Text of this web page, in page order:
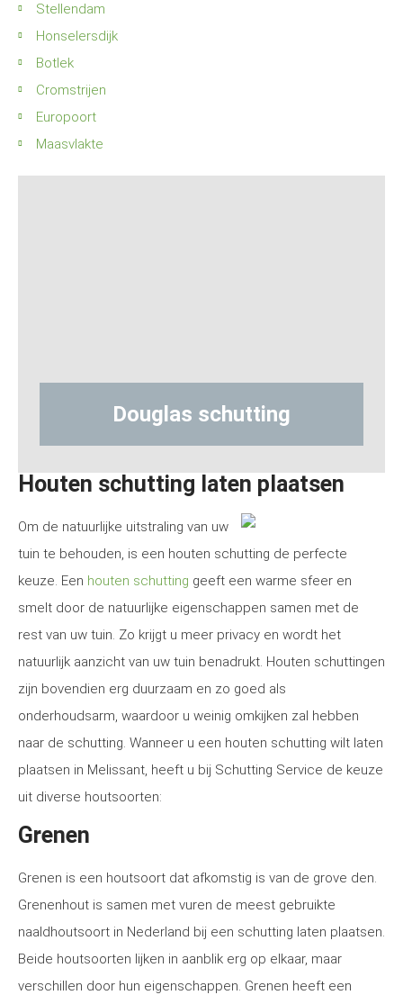
Stellendam
Honselersdijk
Botlek
Cromstrijen
Europoort
Maasvlakte
Hout-
Houten schutting laten plaatsen
Om de natuurlijke uitstraling van uw
tuin te behouden, is een houten schutting de perfecte
keuze. Een houten schutting geeft een warme sfeer en
smelt door de natuurlijke eigenschappen samen met de
rest van uw tuin. Zo krijgt u meer privacy en wordt het
natuurlijk aanzicht van uw tuin benadrukt. Houten schuttingen
zijn bovendien erg duurzaam en zo goed als
onderhoudsarm, waardoor u weinig omkijken zal hebben
naar de schutting. Wanneer u een houten schutting wilt laten
plaatsen in Melissant, heeft u bij Schutting Service de keuze
uit diverse houtsoorten:
Grenen
Grenen is een houtsoort dat afkomstig is van de grove den.
Grenenhout is samen met vuren de meest gebruikte
naaldhoutsoort in Nederland bij een schutting laten plaatsen.
Beide houtsoorten lijken in aanblik erg op elkaar, maar
verschillen door hun eigenschappen. Grenen heeft een